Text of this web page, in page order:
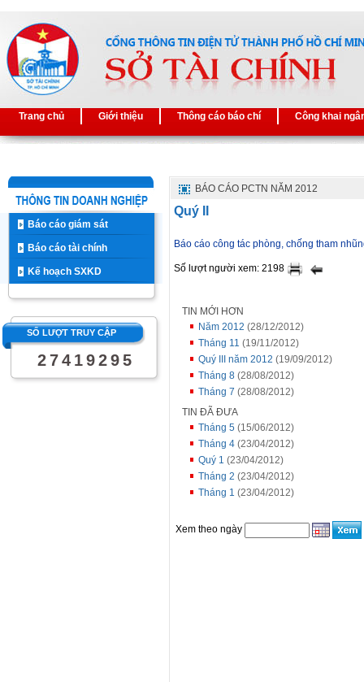
Trang chủ Giới thiệu Thông cáo báo chí Công khai
Báo cáo giám sát
Báo cáo tài chính
Kế hoạch SXKD
SỐ LƯỢT TRUY CẬP
2 7 4 1 9 2 9 5
BÁO CÁO PCTN NĂM 2012
Quý II
Báo cáo công tác phòng, chống tham
Số lượt người xem: 2198
TIN MỚI HƠN
Năm 2012 (28/12/2012)
Tháng 11 (19/11/2012)
Quý III năm 2012 (19/09/2012)
Tháng 8 (28/08/2012)
Tháng 7 (28/08/2012)
TIN ĐÃ ĐƯA
Tháng 5 (15/06/2012)
Tháng 4 (23/04/2012)
Quý 1 (23/04/2012)
Tháng 2 (23/04/2012)
Tháng 1 (23/04/2012)
Xem theo ngày